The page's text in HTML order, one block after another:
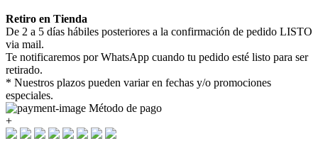
Retiro en Tienda
De 2 a 5 días hábiles posteriores a la confirmación de pedido LISTO
via mail.
Te notificaremos por WhatsApp cuando tu pedido esté listo para ser
retirado.
* Nuestros plazos pueden variar en fechas y/o promociones
especiales.
Método de pago
+